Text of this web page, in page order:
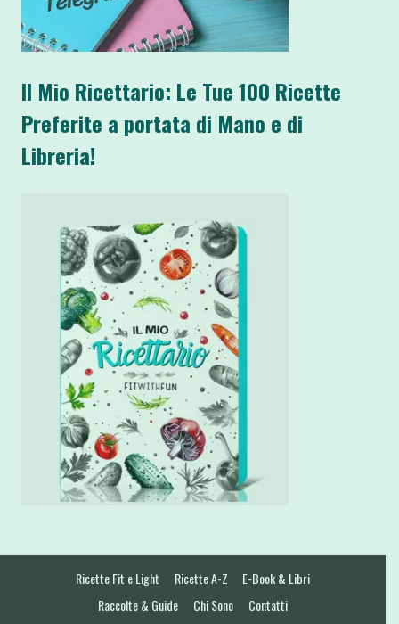
Il Mio Ricettario: Le Tue 100 Ricette
Preferite a portata di Mano e di
Libreria!
Ricette Fit e Light Ricette A-Z
E-Book & Libri
Raccolte & Guide
Chi Sono Contatti